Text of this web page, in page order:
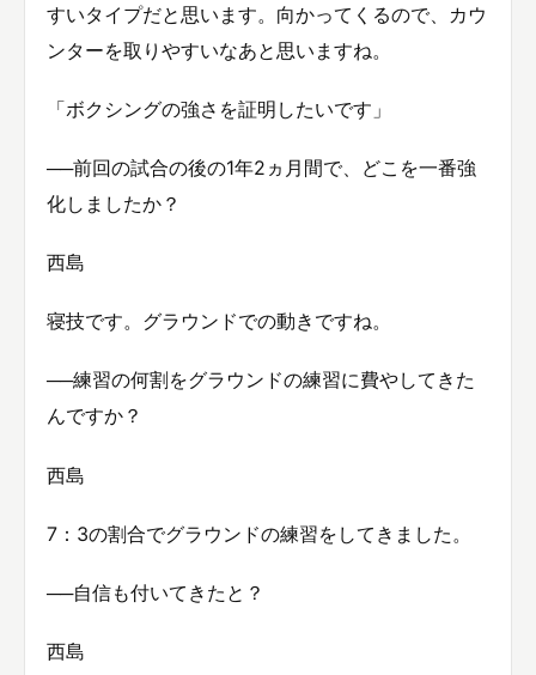
すいタイプだと思います。向かってくるので、カウ
ンターを取りやすいなあと思いますね。
「ボクシングの強さを証明したいです」
──前回の試合の後の1年2ヵ月間で、どこを一番強
化しましたか？
西島
寝技です。グラウンドでの動きですね。
──練習の何割をグラウンドの練習に費やしてきた
んですか？
西島
7：3の割合でグラウンドの練習をしてきました。
──自信も付いてきたと？
西島